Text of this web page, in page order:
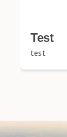
Test
test